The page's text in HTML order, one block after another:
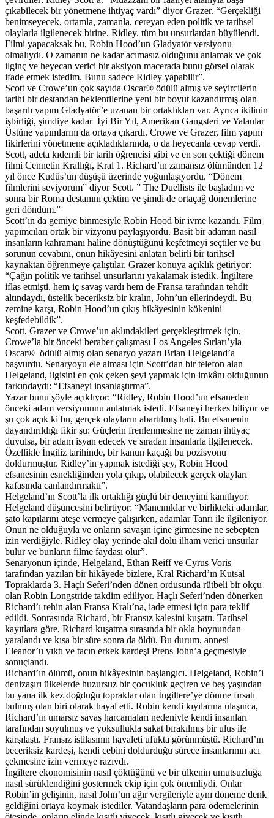
çıkabilecek bir yönetmene ihtiyaç vardı” diyor Grazer. “Gerçekliği
benimseyecek, ortamla, zamanla, cereyan eden politik ve tarihsel
olaylarla ilgilenecek birine. Ridley, tüm bu unsurlardan büyülendi.
Filmi yapacaksak bu, Robin Hood’un Gladyatör versiyonu
olmalıydı. O zamanın ne kadar acımasız olduğunu anlamak ve çok
ilginç ve heyecan verici bir aksiyon macerada bunu görsel olarak
ifade etmek istedim. Bunu sadece Ridley yapabilir”.
Scott ve Crowe’un çok sayıda Oscar® ödülü almış ve seyircilerin
tarihi bir destandan beklentilerine yeni bir boyut kazandırmış olan
başarılı yapım Gladyatör’e uzanan bir ortaklıkları var. Ayrıca ikilinin
işbirliği, şimdiye kadar İyi Bir Yıl, Amerikan Gangsteri ve Yalanlar
Üstüne yapımlarını da ortaya çıkardı. Crowe ve Grazer, film yapım
fikirlerini yönetmene açıkladıklarında, o da heyecanla cevap verdi.
Scott, adeta kıdemli bir tarih öğrencisi gibi ve en son çektiği dönem
filmi Cennetin Krallığı, Kral 1. Richard’ın zamansız ölümünden 12
yıl önce Kudüs’ün düşüşü üzerinde yoğunlaşıyordu. “Dönem
filmlerini seviyorum” diyor Scott. ” The Duellists ile başladım ve
sonra bir Roma destanını çektim ve şimdi de ortaçağ dönemlerine
geri döndüm.”
Scott’ın da gemiye binmesiyle Robin Hood bir ivme kazandı. Film
yapımcıları ortak bir vizyonu paylaşıyordu. Basit bir adamın nasıl
insanların kahramanı haline dönüştüğünü keşfetmeyi seçtiler ve bu
sorunun cevabını, onun hikâyesini anlatan belirli bir tarihsel
kaynaktan öğrenmeye çalıştılar. Grazer konuya açıklık getiriyor:
“Çağın politik ve tarihsel unsurlarını yakalamak istedik. İngiltere
iflas etmişti, hem iç savaş vardı hem de Fransa tarafından tehdit
altındaydı, üstelik beceriksiz bir kralın, John’un ellerindeydi. Bu
zemine karşı, Robin Hood’un çıkış hikâyesinin kökenini
keşfedebildik”.
Scott, Grazer ve Crowe’un aklındakileri gerçekleştirmek için,
Crowe’la bir önceki beraber çalışması Los Angeles Sırları’yla
Oscar® ödülü almış olan senaryo yazarı Brian Helgeland’a
başvurdu. Senaryoyu ele alması için Scott’dan bir telefon alan
Helgeland, ilgisini en çok çeken şeyi yapmak için imkânı olduğunun
farkındaydı: “Efsaneyi insanlaştırma”.
Yazar bunu şöyle açıklıyor: “Ridley, Robin Hood’un efsaneden
önceki adam versiyonunu anlatmak istedi. Efsaneyi herkes biliyor ve
şu çok açık ki bu, gerçek olayların abartılmış hali. Bu efsanenin
dayandırıldığı fikir şu: Güçlerin frenlenmesine ne zaman ihtiyaç
duyulsa, bir adam isyan edecek ve sıradan insanlarla ilgilenecek.
Özellikle İngiliz tarihinde, bir kanun kaçağı bu pozisyonu
doldurmuştur. Ridley’in yapmak istediği şey, Robin Hood
efsanesinin esnekliğinden yola çıkıp, olabilecek gerçek olayları
kafasında canlandırmaktı”.
Helgeland’ın Scott’la ilk ortaklığı güçlü bir deneyimi kanıtlıyor.
Helgeland düşüncesini belirtiyor: “Mancınıklar ve birlikteki adamlar,
şato kapılarını ateşe vermeye çalışırken, adamlar Tanrı ile ilgileniyor.
Onun ne olduğuyla ve onların savaşın içine girmesine ne sebepten
izin verdiğiyle. Ridley olay yerinde akıl dolu ilham verici unsurlar
bulur ve bunların filme faydası olur”.
Senaryonun içinde, Helgeland, Ethan Reiff ve Cyrus Voris
tarafından yazılan bir hikâyede bizlere, Kral Richard’ın Kutsal
Topraklarda 3. Haçlı Seferi’nden dönen ordusunda rütbeli bir okçu
olan Robin Longstride takdim ediliyor. Haçlı Seferi’nden dönerken
Richard’ı rehin alan Fransa Kralı’na, iade etmesi için para teklif
edildi. Sonrasında Richard, bir Fransız kalesini kuşattı. Tarihsel
kayıtlara göre, Richard kuşatma sırasında bir okla boynundan
yaralandı ve kısa bir süre sonra da öldü. Bu durum, annesi
Eleanor’u yıktı ve tacın erkek kardeşi Prens John’a geçmesiyle
sonuçlandı.
Richard’ın ölümü, onun hikâyesinin başlangıcı. Helgeland, Robin’i
denizaşırı ülkelerde huzursuz bir çocukluk geçiren ve beş yaşından
bu yana ilk kez doğduğu topraklar olan İngiltere’ye dönme fırsatı
bulmuş olan biri olarak hayal etti. Robin kendi kıyılarına ulaşınca,
Richard’ın umarsız savaş harcamaları nedeniyle kendi insanları
tarafından soyulmuş ve yoksullukla sakat bırakılmış bir ulus ile
karşılaştı. Fransız istilasının hayaleti ufukta görünmüştü. Richard’ın
beceriksiz kardeşi, kendi cebini doldurduğu sürece insanlarının acı
çekmesine izin vermeye razıydı.
İngiltere ekonomisinin nasıl çöktüğünü ve bir ülkenin umutsuzluğa
nasıl sürüklendiğini göstermek ekip için çok önemliydi. Onlar
Robin’in gelişinin, nasıl John’un ağır vergileriyle aynı döneme denk
geldiğini ortaya koymak istediler. Vatandaşların para ödemelerinin